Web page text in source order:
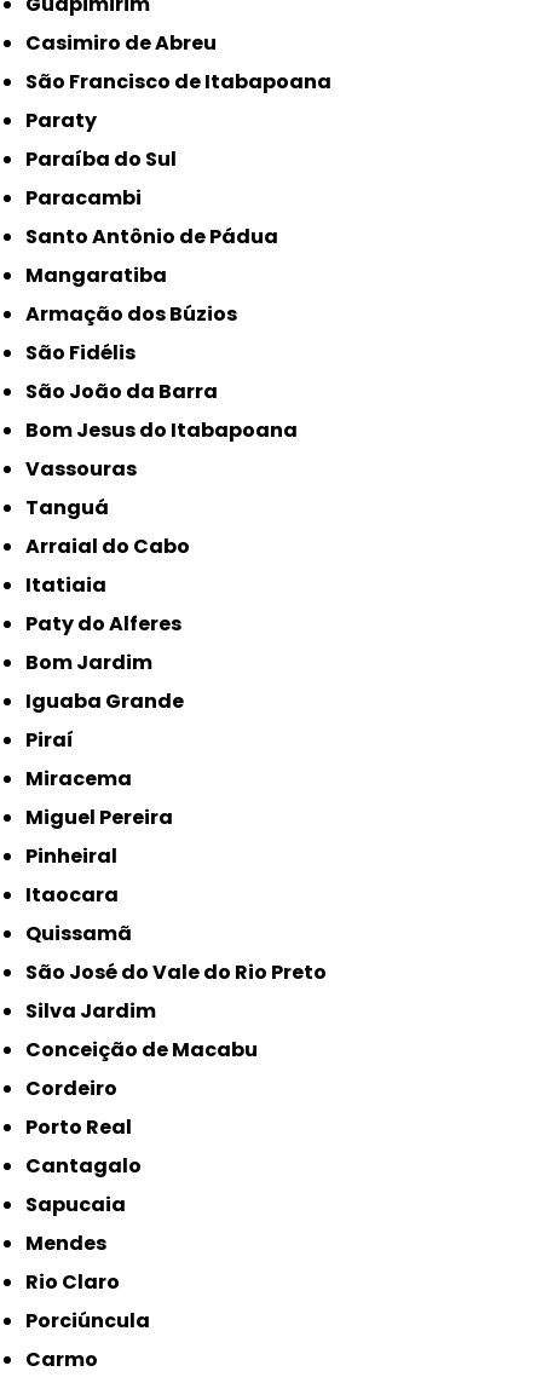
Casimiro de Abreu
São Francisco de Itabapoana
Paraty
Paraíba do Sul
Paracambi
Santo Antônio de Pádua
Mangaratiba
Armação dos Búzios
São Fidélis
São João da Barra
Bom Jesus do Itabapoana
Vassouras
Tanguá
Arraial do Cabo
Itatiaia
Paty do Alferes
Bom Jardim
Iguaba Grande
Piraí
Miracema
Miguel Pereira
Pinheiral
Itaocara
Quissamã
São José do Vale do Rio Preto
Silva Jardim
Conceição de Macabu
Cordeiro
Porto Real
Cantagalo
Sapucaia
Mendes
Rio Claro
Porciúncula
Carmo